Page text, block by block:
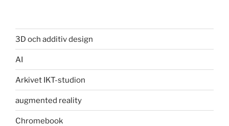
3D och additiv design
AI
Arkivet IKT-studion
augmented reality
Chromebook